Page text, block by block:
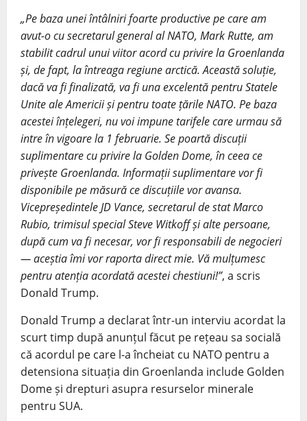
„Pe baza unei întâlniri foarte productive pe care am
avut-o cu secretarul general al NATO, Mark Rutte, am
stabilit cadrul unui viitor acord cu privire la Groenlanda
și, de fapt, la întreaga regiune arctică. Această soluție,
dacă va fi finalizată, va fi una excelentă pentru Statele
Unite ale Americii și pentru toate țările NATO. Pe baza
acestei înțelegeri, nu voi impune tarifele care urmau să
intre în vigoare la 1 februarie. Se poartă discuții
suplimentare cu privire la Golden Dome, în ceea ce
privește Groenlanda. Informații suplimentare vor fi
disponibile pe măsură ce discuțiile vor avansa.
Vicepreședintele JD Vance, secretarul de stat Marco
Rubio, trimisul special Steve Witkoff și alte persoane,
după cum va fi necesar, vor fi responsabili de negocieri
— aceștia îmi vor raporta direct mie. Vă mulțumesc
pentru atenția acordată acestei chestiuni!”, a scris
Donald Trump.
Donald Trump a declarat într-un interviu acordat la
scurt timp după anunțul făcut pe rețeau sa socială
că acordul pe care l-a încheiat cu NATO pentru a
detensiona situația din Groenlanda include Golden
Dome și drepturi asupra resurselor minerale
pentru SUA.